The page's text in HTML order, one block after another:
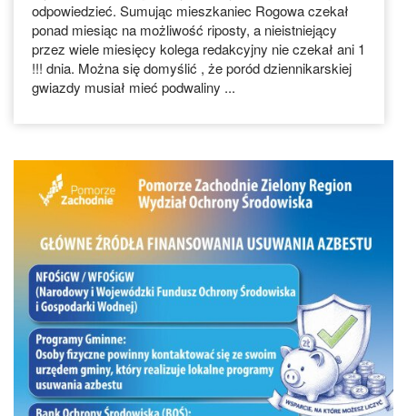
odpowiedzieć. Sumując mieszkaniec Rogowa czekał
ponad miesiąc na możliwość riposty, a nieistniejący
przez wiele miesięcy kolega redakcyjny nie czekał ani 1
!!! dnia. Można się domyślić , że poród dziennikarskiej
gwiazdy musiał mieć podwaliny ...